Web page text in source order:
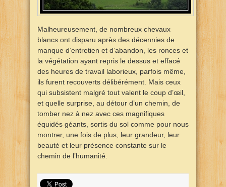
Malheureusement, de nombreux chevaux
blancs ont disparu après des décennies de
manque d’entretien et d’abandon, les ronces et
la végétation ayant repris le dessus et effacé
des heures de travail laborieux, parfois même,
ils furent recouverts délibérément. Mais ceux
qui subsistent malgré tout valent le coup d’œil,
et quelle surprise, au détour d’un chemin, de
tomber nez à nez avec ces magnifiques
équidés géants, sortis du sol comme pour nous
montrer, une fois de plus, leur grandeur, leur
beauté et leur présence constante sur le
chemin de l’humanité.